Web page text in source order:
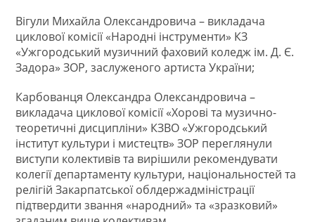
Вігули Михайла Олександровича – викладача
циклової комісії «Народні інструменти» КЗ
«Ужгородський музичний фаховий коледж ім. Д. Є.
Задора» ЗОР, заслуженого артиста України;
Карбованця Олександра Олександровича –
викладача циклової комісії «Хорові та музично-
теоретичні дисципліни» КЗВО «Ужгородський
інститут культури і мистецтв» ЗОР переглянули
виступи колективів та вирішили рекомендувати
колегії департаменту культури, національностей та
релігій Закарпатської облдержадміністрації
підтвердити звання «народний» та «зразковий»